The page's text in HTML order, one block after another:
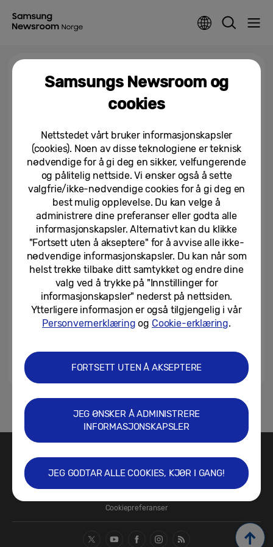
Tag >AI phone
Rask, i sanntid, og forbedret
serien
16/04/2026
Kontakt oss
SAMSUNG.NO
Cookiepreferanser
Samsungs Newsroom og
cookies
Nettstedet vårt bruker informasjonskapsler
(cookies). Noen av disse teknologiene er teknisk
nødvendige for å gi deg en sikker, velfungerende
og pålitelig nettside. Vi ønsker også å sette
valgfrie/ikke-nødvendige cookies for å gi deg en
best mulig opplevelse. Du kan velge å
administrere dine preferanser eller godta alle
informasjonskapsler. Alternativt kan du klikke
"Fortsett uten å akseptere" for å avvise alle ikke-
nødvendige informasjonskapsler. Du kan når som
helst trekke tilbake ditt samtykket og endre dine
valg ved å trykke på "Innstillinger for
informasjonskapsler" nederst på nettsiden.
Ytterligere informasjon er også tilgjengelig i vår
Personvernerklæring og Cookie-erklæring.
FORTSETT UTEN Å AKSEPTERE
JEG ØNSKER Å ADMINISTRERE
INFORMASJONSKAPSLER
JEG GODTAR ALLE COOKIES, KJØR I GANG!